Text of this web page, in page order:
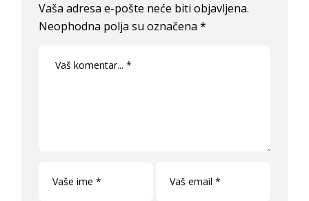
Vaša adresa e-pošte neće biti objavljena.
Neophodna polja su označena*